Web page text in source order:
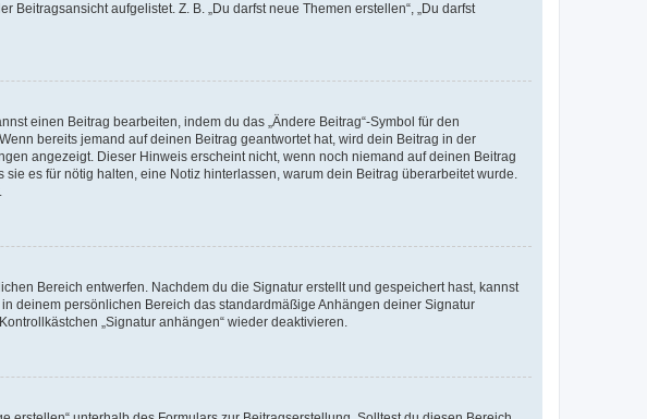
aufgelistet. Z. B. „Du darfst neue Themen erstellen“, „Du darfst
einen Beitrag bearbeiten, indem du das „Ändere Beitrag“-Symbol für den
bereits jemand auf deinen Beitrag geantwortet hat, wird dein Beitrag in der
angezeigt. Dieser Hinweis erscheint nicht, wenn noch niemand auf deinen Beitrag
es für nötig halten, eine Notiz hinterlassen, warum dein Beitrag überarbeitet wurde.
Bereich entwerfen. Nachdem du die Signatur erstellt und gespeichert hast, kannst
deinem persönlichen Bereich das standardmäßige Anhängen deiner Signatur
„Signatur anhängen“ wieder deaktivieren.